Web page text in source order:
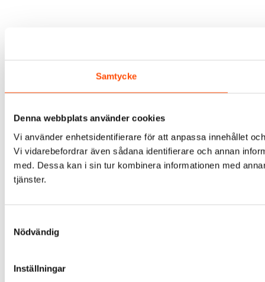
Samtycke
Denna webbplats använder cookies
Vi använder enhetsidentifierare för att anpassa innehållet
Vi vidarebefordrar även sådana identifierare och annan
med. Dessa kan i sin tur kombinera informationen med
tjänster.
Nödvändig
Inställningar